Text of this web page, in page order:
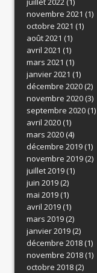
novembre 2021 (1)
octobre 2021 (1)
août 2021 (1)
avril 2021 (1)
mars 2021 (1)
janvier 2021 (1)
décembre 2020(2)
novembre 2020(3)
septembre 2020(1)
avril 2020(1)
mars 2020(4)
décembre 2019(1)
novembre 2019(2)
juillet 2019(1)
juin 2019(2)
mai 2019(1)
avril 2019(1)
mars 2019(2)
janvier 2019(2)
décembre 2018(1)
novembre 2018(1)
octobre 2018(2)